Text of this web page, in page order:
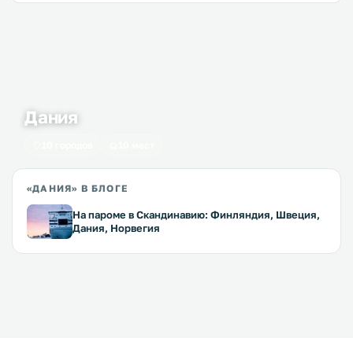
Дания
«ДАНИЯ» В БЛОГЕ
На пароме в Скандинавию: Финляндия, Швеция,
Дания, Норвегия